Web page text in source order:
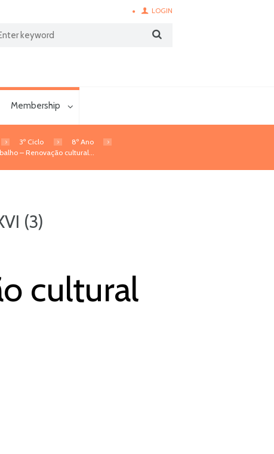
LOGIN
Membership
3º Ciclo
8º Ano
– Renovação cultural...
(3)
cultural